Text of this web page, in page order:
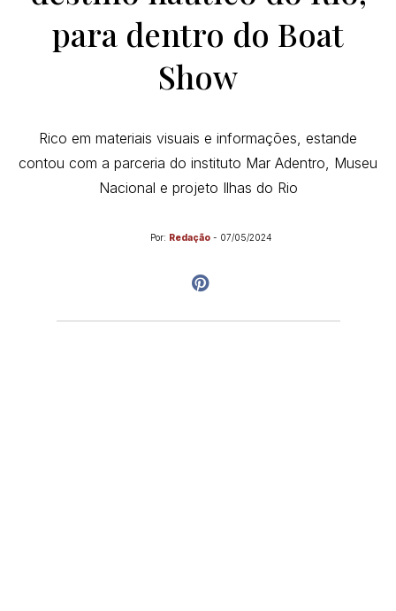
para dentro do Boat
Show
Rico em materiais visuais e informações, estande
contou com a parceria do instituto Mar Adentro, Museu
Nacional e projeto Ilhas do Rio
Por: Redação - 07/05/2024